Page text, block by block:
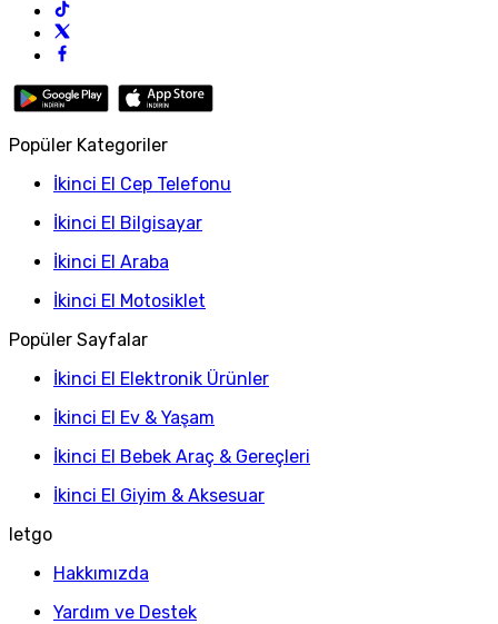
Popüler Kategoriler
İkinci El Cep Telefonu
İkinci El Bilgisayar
İkinci El Araba
İkinci El Motosiklet
Popüler Sayfalar
İkinci El Elektronik Ürünler
İkinci El Ev & Yaşam
İkinci El Bebek Araç & Gereçleri
İkinci El Giyim & Aksesuar
letgo
Hakkımızda
Yardım ve Destek